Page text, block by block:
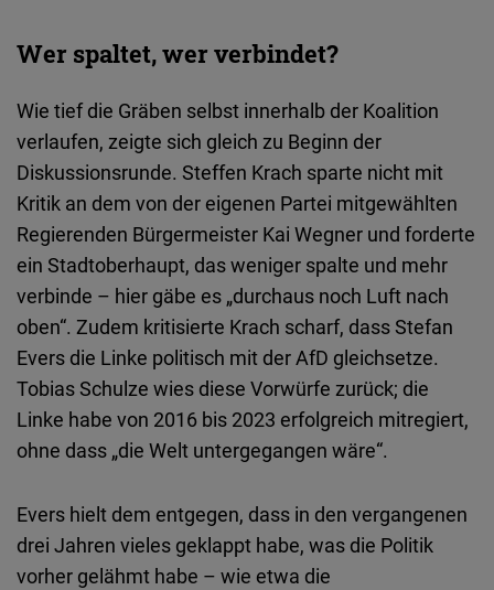
Wer spaltet, wer verbindet?
Wie tief die Gräben selbst innerhalb der Koalition
verlaufen, zeigte sich gleich zu Beginn der
Diskussionsrunde. Steffen Krach sparte nicht mit
Kritik an dem von der eigenen Partei mitgewählten
Regierenden Bürgermeister Kai Wegner und forderte
ein Stadtoberhaupt, das weniger spalte und mehr
verbinde – hier gäbe es „durchaus noch Luft nach
oben“. Zudem kritisierte Krach scharf, dass Stefan
Evers die Linke politisch mit der AfD gleichsetze.
Tobias Schulze wies diese Vorwürfe zurück; die
Linke habe von 2016 bis 2023 erfolgreich mitregiert,
ohne dass „die Welt untergegangen wäre“.
Evers hielt dem entgegen, dass in den vergangenen
drei Jahren vieles geklappt habe, was die Politik
vorher gelähmt habe – wie etwa die